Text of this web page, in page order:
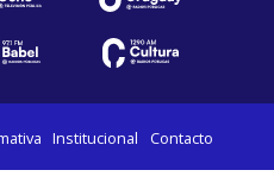
Institucional Contacto